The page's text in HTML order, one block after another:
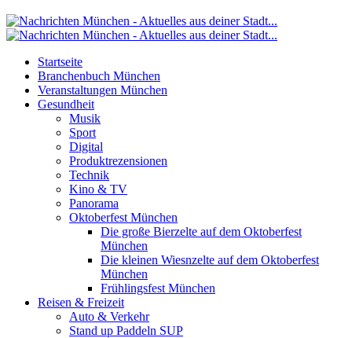
Startseite
Branchenbuch München
Veranstaltungen München
Gesundheit
Musik
Sport
Digital
Produktrezensionen
Technik
Kino & TV
Panorama
Oktoberfest München
Die große Bierzelte auf dem Oktoberfest
München
Die kleinen Wiesnzelte auf dem Oktoberfest
München
Frühlingsfest München
Reisen & Freizeit
Auto & Verkehr
Stand up Paddeln SUP